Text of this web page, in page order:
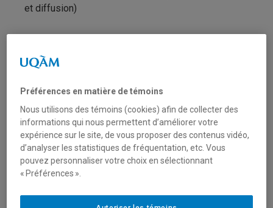
et diffusion)
Sciences liées à la santé
Description du programme
Appuyer la recherche interdisciplinaire pour prévenir les
épidémies de grippe aviaire, s’y préparer et y répondre
L’influenza aviaire, communément appelée grippe aviaire,
est une maladie virale qui touche principalement les
Préférences en matière de témoins
Nous utilisons des témoins (cookies) afin de collecter des
informations qui nous permettent d’améliorer votre
expérience sur le site, de vous proposer des contenus vidéo,
d’analyser les statistiques de fréquentation, etc. Vous
pouvez personnaliser votre choix en sélectionnant
« Préférences ».